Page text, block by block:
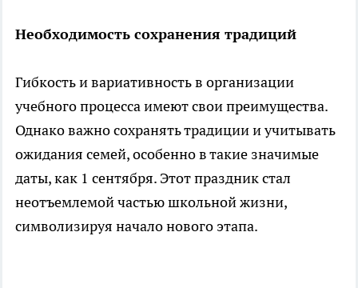
Необходимость сохранения традиций
Гибкость и вариативность в организации
учебного процесса имеют свои преимущества.
Однако важно сохранять традиции и учитывать
ожидания семей, особенно в такие значимые
даты, как 1 сентября. Этот праздник стал
неотъемлемой частью школьной жизни,
символизируя начало нового этапа.